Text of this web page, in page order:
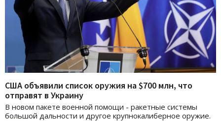
США объявили список оружия на $700 млн, что
отправят в Украину
В новом пакете военной помощи - ракетные системы
большой дальности и другое крупнокалиберное оружие.